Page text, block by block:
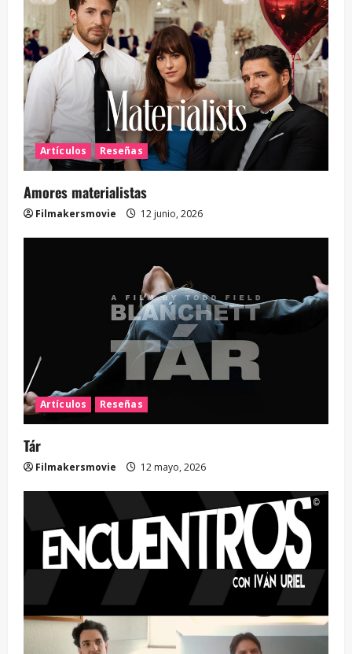
Artículos Reseñas
Amores materialistas
Filmakersmovie 12 junio, 2026
Artículos Reseñas
Tár
Filmakersmovie 12 mayo, 2026